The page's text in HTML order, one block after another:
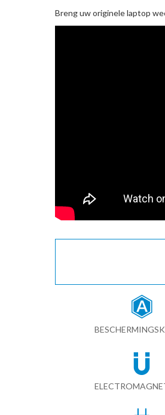
Breng uw originele laptop